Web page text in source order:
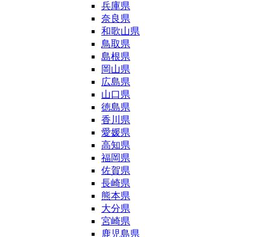
兵庫県
奈良県
和歌山県
鳥取県
島根県
岡山県
広島県
山口県
徳島県
香川県
愛媛県
高知県
福岡県
佐賀県
長崎県
熊本県
大分県
宮崎県
鹿児島県